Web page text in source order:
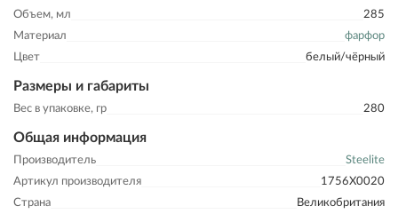
Объем, мл
285
Материал
фарфор
Цвет
белый/чёрный
Размеры и габариты
Вес в упаковке, гр 280
Общая информация
Производитель
Steelite
Артикул производителя
1756X0020
Страна
Великобритания